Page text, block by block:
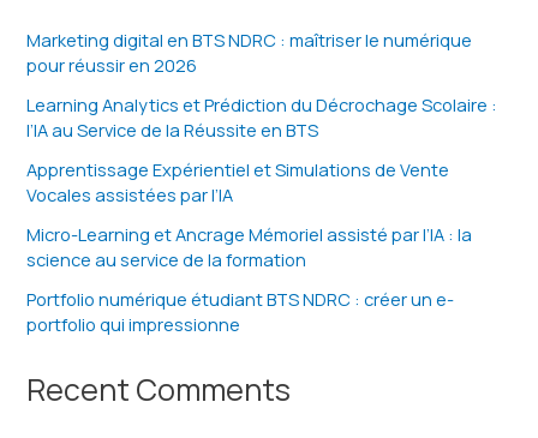
Marketing digital en BTS NDRC : maîtriser le numérique
pour réussir en 2026
Learning Analytics et Prédiction du Décrochage Scolaire :
l’IA au Service de la Réussite en BTS
Apprentissage Expérientiel et Simulations de Vente
Vocales assistées par l’IA
Micro-Learning et Ancrage Mémoriel assisté par l’IA : la
science au service de la formation
Portfolio numérique étudiant BTS NDRC : créer un e-
portfolio qui impressionne
Recent Comments